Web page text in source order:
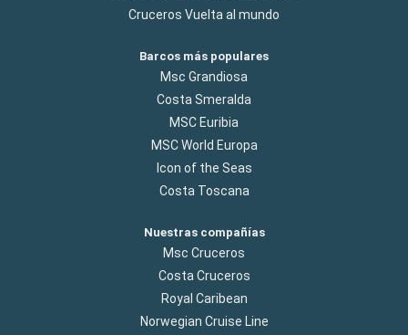
Cruceros Vuelta al mundo
Barcos más populares
Msc Grandiosa
Costa Smeralda
MSC Euribia
MSC World Europa
Icon of the Seas
Costa Toscana
Nuestras compañías
Msc Cruceros
Costa Cruceros
Royal Caribean
Norwegian Cruise Line